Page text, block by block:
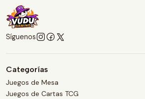
Síguenos
Categorías
Juegos de Mesa
Juegos de Cartas TCG